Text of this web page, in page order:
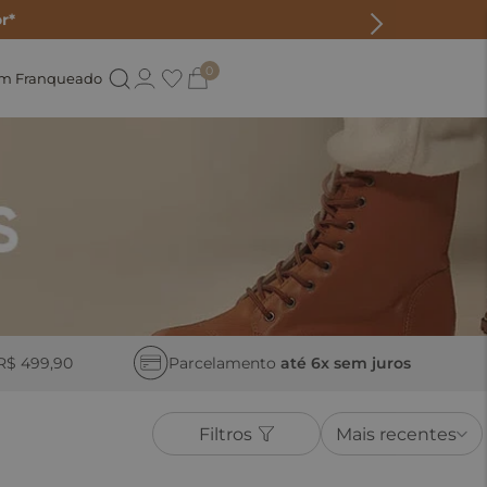
Franqueado 0
499,90 Parcelamento até 6x sem juros
Filtros Mais recentes